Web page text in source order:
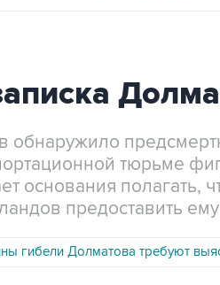
обнаружило
тюрьме
основания полагать,
предоставить
гибели Долматова требуют